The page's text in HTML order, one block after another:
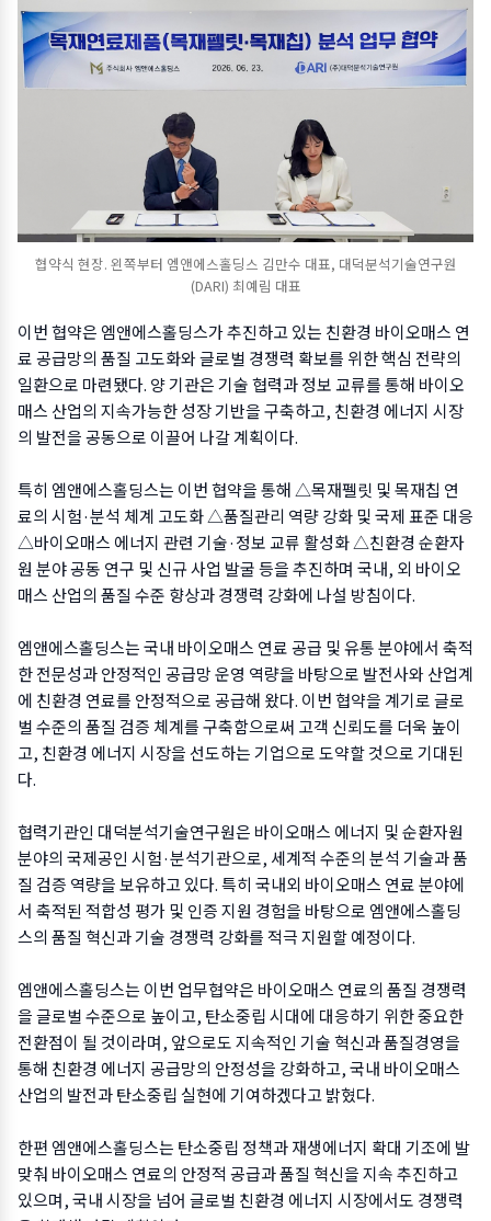
협약식 현장. 왼쪽부터 엠앤에스홀딩스 김만수 대표, 대덕분석기술연구원
(DARI) 최예림 대표
이번 협약은 엠앤에스홀딩스가 추진하고 있는 친환경 바이오매스 연
료 공급망의 품질 고도화와 글로벌 경쟁력 확보를 위한 핵심 전략의
일환으로 마련됐다. 양 기관은 기술 협력과 정보 교류를 통해 바이오
매스 산업의 지속가능한 성장 기반을 구축하고, 친환경 에너지 시장
의 발전을 공동으로 이끌어 나갈 계획이다.
특히 엠앤에스홀딩스는 이번 협약을 통해 △목재펠릿 및 목재칩 연
료의 시험·분석 체계 고도화 △품질관리 역량 강화 및 국제 표준 대응
△바이오매스 에너지 관련 기술·정보 교류 활성화 △친환경 순환자
원 분야 공동 연구 및 신규 사업 발굴 등을 추진하며 국내, 외 바이오
매스 산업의 품질 수준 향상과 경쟁력 강화에 나설 방침이다.
엠앤에스홀딩스는 국내 바이오매스 연료 공급 및 유통 분야에서 축적
한 전문성과 안정적인 공급망 운영 역량을 바탕으로 발전사와 산업계
에 친환경 연료를 안정적으로 공급해 왔다. 이번 협약을 계기로 글로
벌 수준의 품질 검증 체계를 구축함으로써 고객 신뢰도를 더욱 높이
고, 친환경 에너지 시장을 선도하는 기업으로 도약할 것으로 기대된
다.
협력기관인 대덕분석기술연구원은 바이오매스 에너지 및 순환자원
분야의 국제공인 시험·분석기관으로, 세계적 수준의 분석 기술과 품
질 검증 역량을 보유하고 있다. 특히 국내외 바이오매스 연료 분야에
서 축적된 적합성 평가 및 인증 지원 경험을 바탕으로 엠앤에스홀딩
스의 품질 혁신과 기술 경쟁력 강화를 적극 지원할 예정이다.
엠앤에스홀딩스는 이번 업무협약은 바이오매스 연료의 품질 경쟁력
을 글로벌 수준으로 높이고, 탄소중립 시대에 대응하기 위한 중요한
전환점이 될 것이라며, 앞으로도 지속적인 기술 혁신과 품질경영을
통해 친환경 에너지 공급망의 안정성을 강화하고, 국내 바이오매스
산업의 발전과 탄소중립 실현에 기여하겠다고 밝혔다.
한편 엠앤에스홀딩스는 탄소중립 정책과 재생에너지 확대 기조에 발
맞춰 바이오매스 연료의 안정적 공급과 품질 혁신을 지속 추진하고
있으며, 국내 시장을 넘어 글로벌 친환경 에너지 시장에서도 경쟁력